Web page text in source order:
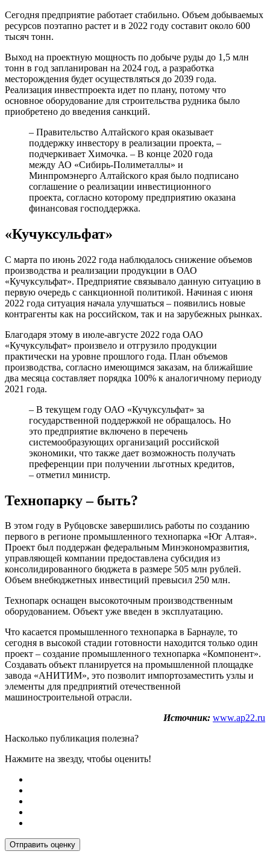
Сегодня предприятие работает стабильно. Объем добываемых
ресурсов поэтапно растет и в 2022 году составит около 600
тысяч тонн.
Выход на проектную мощность по добыче руды до 1,5 млн
тонн в год запланирован на 2024 год, а разработка
месторождения будет осуществляться до 2039 года.
Реализация инвестпроекта идет по плану, потому что
основное оборудование для строительства рудника было
приобретено до введения санкций.
– Правительство Алтайского края оказывает
поддержку инвестору в реализации проекта, –
подчеркивает Химочка. – В конце 2020 года
между АО «Сибирь-Полиметаллы» и
Минпромэнерго Алтайского края было подписано
соглашение о реализации инвестиционного
проекта, согласно которому предприятию оказана
финансовая господдержка.
«Кучуксульфат»
С марта по июнь 2022 года наблюдалось снижение объемов
производства и реализации продукции в ОАО
«Кучуксульфат». Предприятие связывало данную ситуацию в
первую очередь с санкционной политикой. Начиная с июня
2022 года ситуация начала улучшаться – появились новые
контрагенты как на российском, так и на зарубежных рынках.
Благодаря этому в июле-августе 2022 года ОАО
«Кучуксульфат» произвело и отгрузило продукции
практически на уровне прошлого года. План объемов
производства, согласно имеющимся заказам, на ближайшие
два месяца составляет порядка 100% к аналогичному периоду
2021 года.
– В текущем году ОАО «Кучуксульфат» за
государственной поддержкой не обращалось. Но
это предприятие включено в перечень
системообразующих организаций российской
экономики, что также дает возможность получать
преференции при получении льготных кредитов,
– отметил министр.
Технопарку – быть?
В этом году в Рубцовске завершились работы по созданию
первого в регионе промышленного технопарка «Юг Алтая».
Проект был поддержан федеральным Минэкономразвития,
управляющей компании предоставлена субсидия из
консолидированного бюджета в размере 505 млн рублей.
Объем внебюджетных инвестиций превысил 250 млн.
Технопарк оснащен высокоточным производственным
оборудованием. Объект уже введен в эксплуатацию.
Что касается промышленного технопарка в Барнауле, то
сегодня в высокой стадии готовности находится только один
проект – создание промышленного технопарка «Компонент».
Создавать объект планируется на промышленной площадке
завода «АНИТИМ», это позволит импортозаместить узлы и
элементы для предприятий отечественной
машиностроительной отрасли.
Источник: www.ap22.ru
Насколько публикация полезна?
Нажмите на звезду, чтобы оценить!
Отправить оценку